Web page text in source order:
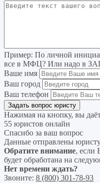
Пример: По личной
все в МФЦ? Или надо в
Ваше имя
Ваш город
Ваш телефон
Нажимая на кнопку, вы
55 юристов онлайн
Спасибо за ваш вопрос
Данные отправлены
Обратите внимание, если
будет обработана на
Нет времени ждать?
Звоните: 8 (800) 301-78-93